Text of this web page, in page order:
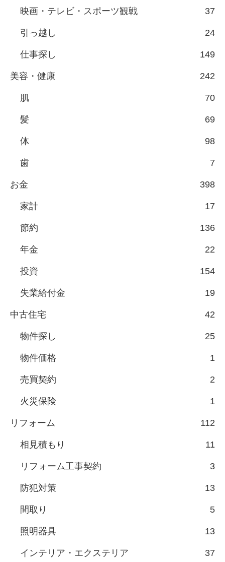
映画・テレビ・スポーツ観戦 37
引っ越し 24
仕事探し 149
美容・健康 242
肌 70
髪 69
体 98
歯 7
お金 398
家計 17
節約 136
年金 22
投資 154
失業給付金 19
中古住宅 42
物件探し 25
物件価格 1
売買契約 2
火災保険 1
リフォーム 112
相見積もり 11
リフォーム工事契約 3
防犯対策 13
間取り 5
照明器具 13
インテリア・エクステリア 37